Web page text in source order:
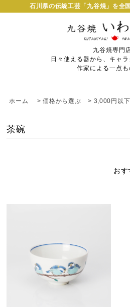
石川県の伝統工芸「九谷焼」を全
九谷焼専門
日々使える器から、キャラ
作家による一点
ホーム >価格から選ぶ > 3,000円以
茶碗
お